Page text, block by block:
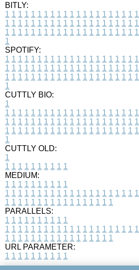
BITLY:
1 1 1 1 1 1 1 1 1 1 1 1 1 1 1 1 1 1 1 1 1
1 1 1 1 1 1 1 1 1 1 1 1 1 1 1 1 1 1 1 1 1
1 1 1 1 1 1 1 1 1 1 1 1 1 1 1 1 1 1 1 1 1
1
SPOTIFY:
1 1 1 1 1 1 1 1 1 1 1 1 1 1 1 1 1 1 1 1 1
1 1 1 1 1 1 1 1 1 1 1 1 1 1 1 1 1 1 1 1 1
1 1 1 1 1 1 1 1 1 1 1 1 1 1 1 1 1 1 1 1 1
1
CUTTLY BIO:
1
1 1 1 1 1 1 1 1 1 1 1 1 1 1 1 1 1 1 1 1 1
1 1 1 1 1 1 1 1 1 1 1 1 1 1 1 1 1 1 1 1 1
1 1 1 1 1 1 1 1 1 1 1 1 1 1 1 1 1 1 1 1 1
1
CUTTLY OLD:
1
1 1 1 1 1 1 1 1 1 1
MEDIUM:
1 1 1 1 1 1 1 1 1 1
1 1 1 1 1 1 1 1 1 1 1 1 1 1 1 1 1 1 1 1 1
1 1 1 1 1 1 1 1 1 1 1 1 1 1 1 1 1
PARALLELS:
1 1 1 1 1 1 1 1 1 1
1 1 1 1 1 1 1 1 1 1 1 1 1 1 1 1 1 1 1 1 1
1 1 1 1 1 1 1 1 1 1 1 1 1 1 1 1 1
URL PARAMETER:
1 1 1 1 1 1 1 1 1 1